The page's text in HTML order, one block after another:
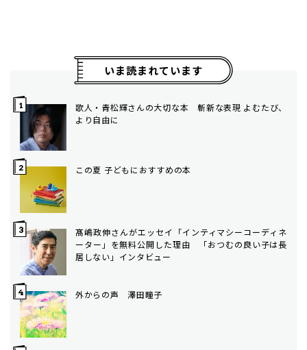
いま読まれています
歌人・青松輝さんの大切な本 斬新な表現 よむたび、
より自由に
この夏 子どもにおすすめの本
髙嶋政伸さんがエッセイ「インティマシーコーディネ
ーター」を無料公開した理由 「おつむの良い子は長
居しない」インタビュー
外からの声 澤田瞳子